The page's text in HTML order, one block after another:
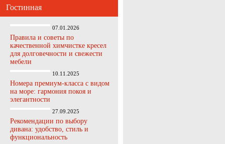
Гостинная
07.01.2026
Правила и советы по
качественной химчистке кресел
для долговечности и свежести
мебели
10.11.2025
Номера премиум-класса с видом
на море: гармония покоя и
элегантности
27.09.2025
Рекомендации по выбору
дивана: удобство, стиль и
функциональность